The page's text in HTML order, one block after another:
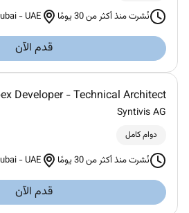
نُشرت منذ أكثر من 30 يومًا -UAE
قدم الآن
Developer - Technical Architect
Syntivis AG
دوام كامل
نُشرت منذ أكثر من 30 يومًا -UAE
قدم الآن